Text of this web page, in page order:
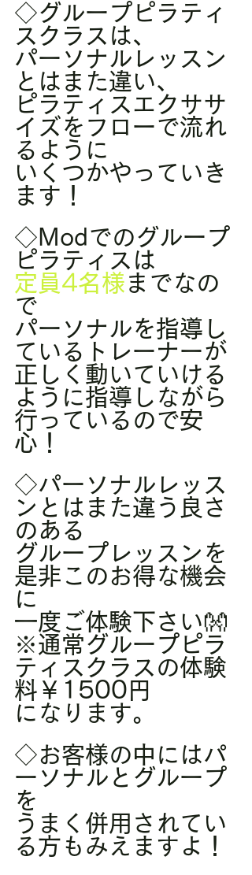
◇グループピラティ
スクラスは、
パーソナルレッスン
とはまた違い、
ピラティスエクササ
イズをフローで流れ
るように
いくつかやっていき
ます！
◇Modでのグループ
ピラティスは
定員4名様 までなの
で
パーソナルを指導し
ているトレーナーが
正しく動いていける
ように指導しながら
行っているので安
心！
◇パーソナルレッス
ンとはまた違う良さ
のある
グループレッスンを
是非このお得な機会
に
一度ご体験下さい👐
※通常グループピラ
ティスクラスの体験
料￥1500円
になります。
◇お客様の中にはパ
ーソナルとグループ
を
うまく併用されてい
る方もみえますよ！